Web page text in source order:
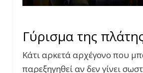
Γύρισμα της
Κάτι αρκετά αρχέγονο που
παρεξηγηθεί αν δεν γίνει